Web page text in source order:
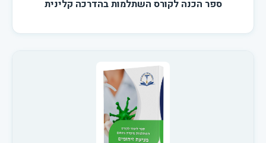
ספר הכנה לקורס השתלמות בהדרכה קלינית